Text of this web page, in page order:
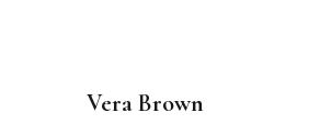
Vera Brown